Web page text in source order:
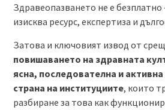
Здравеопазването не е безплатно
изисква ресурс, експертиза и
Затова и ключовият извод от
повишаването на здравната
ясна, последователна и
страна на институциите, които
разбиране за това как